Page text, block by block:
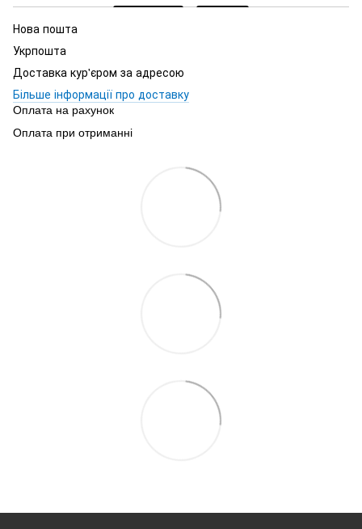
Нова пошта
Укрпошта
Доставка кур'єром за адресою
Більше інформації про доставку
Оплата на рахунок
Оплата при отриманні